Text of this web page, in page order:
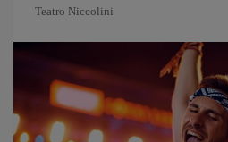
Teatro Niccolini